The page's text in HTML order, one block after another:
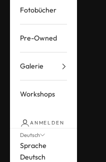
Fotobücher
Pre-Owned
Galerie
Workshops
ANMELDEN
Deutsch
Sprache
Deutsch